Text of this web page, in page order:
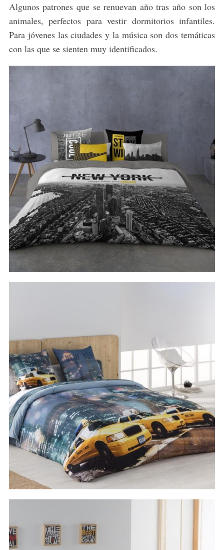
Algunos patrones que se renuevan año tras año son los
animales, perfectos para vestir dormitorios infantiles.
Para jóvenes las ciudades y la música son dos temáticas
con las que se sienten muy identificados.